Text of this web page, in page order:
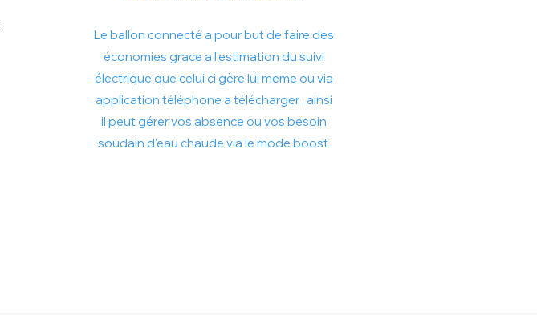
Le ballon connecté a pour but de faire des
économies grace a l'estimation du suivi
électrique que celui ci gère lui meme ou via
application téléphone a télécharger , ainsi
il peut gérer vos absence ou vos besoin
soudain d'eau chaude via le mode boost